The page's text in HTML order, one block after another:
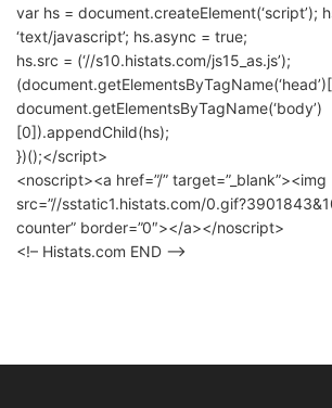
var hs = document.createElement(‘script’);
‘text/javascript’; hs.async = true;
hs.src = (‘//s10.histats.com/js15_as.js’);
document.getElementsByTagName(‘body’)
[0]).appendChild(hs);
})();</script>
<noscript><a href=”/” target=”_blank”><img
src=”//sstatic1.histats.com/
counter” border=”0″></a></noscript>
<!– Histats.com END –>